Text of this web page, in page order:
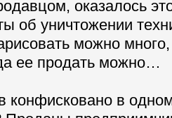
оказалось
об уничтожении
можно
ее продать можно…
конфисковано в